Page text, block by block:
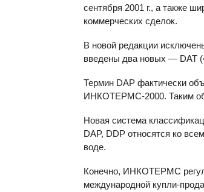
сентября 2001 г., а также
коммерческих сделок.
В новой редакции
введены два новых — DAT
Термин DAP фактически
ИНКОТЕРМС-2000. Таким
Новая система
DAP, DDP относятся ко
воде.
Конечно, ИНКОТЕРМС
международной купли-